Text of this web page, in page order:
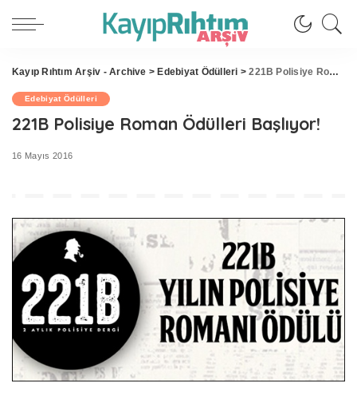
Kayıp Rıhtım Arşiv - Archive > Edebiyat Ödülleri >221B Polisiye Roman Ödülleri Başlıyor!
Edebiyat Ödülleri
221B Polisiye Roman Ödülleri Başlıyor!
16 Mayıs 2016